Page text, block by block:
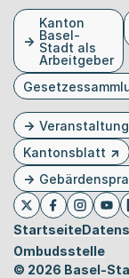
FusszeileKanton
Basel-
Stadt als
Arbeitgeber
Kantonsblatt
Twitter Externer
Facebook
Instagram
Startseite
Ombudsstelle
© 2026 Basel-